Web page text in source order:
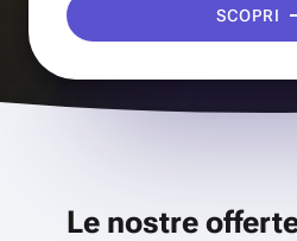
SCOPRI
Le nostre